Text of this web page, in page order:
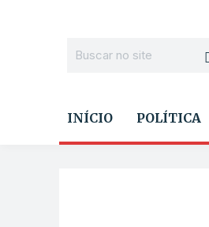
INÍCIO POLÍTICA